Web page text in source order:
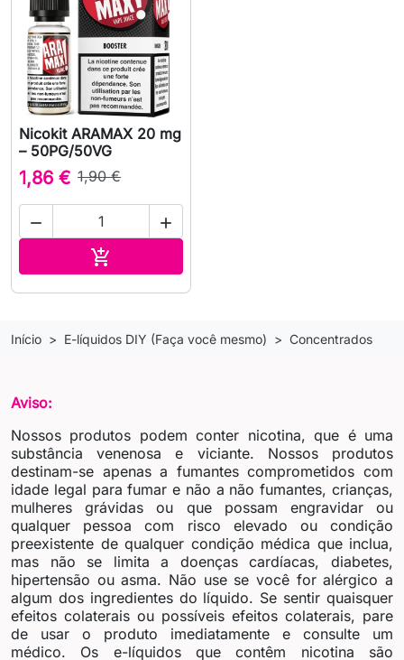
Nicokit ARAMAX 20 mg
– 50PG/50VG
1,86 € 1,90 €
 

Início E-líquidos DIY (Faça você mesmo) Concentrados
Aviso:
Nossos produtos podem conter nicotina, que é uma
substância venenosa e viciante. Nossos produtos
destinam-se apenas a fumantes comprometidos com
idade legal para fumar e não a não fumantes, crianças,
mulheres grávidas ou que possam engravidar ou
qualquer pessoa com risco elevado ou condição
preexistente de qualquer condição médica que inclua,
mas não se limita a doenças cardíacas, diabetes,
hipertensão ou asma. Não use se você for alérgico a
algum dos ingredientes do líquido. Se sentir quaisquer
efeitos colaterais ou possíveis efeitos colaterais, pare
de usar o produto imediatamente e consulte um
médico. Os e-líquidos que contêm nicotina são